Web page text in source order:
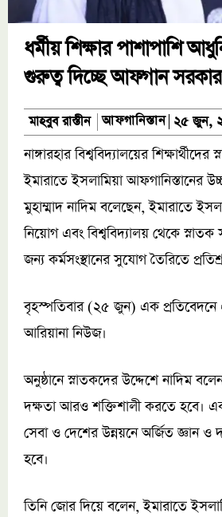
ধর্মীয় শিক্ষার পাশাপাশি
গুরুত্ব দিচ্ছে আফগান সরকার
মাহবুব রাস্তীন আফগানিস্তান ২৫ জুন,
নাঙ্গারহার বিশ্ববিদ্যালয়ের
ইমারাতে ইসলামিয়া আফগানিস্তানের
মুহাম্মাদ নাদিম বলেছেন, ইমারাতে
নিয়োগ এবং বিশ্ববিদ্যালয় থেকে স্নাতক
জন্য কর্মসংস্থানের সুযোগ তৈরিতে
বৃহস্পতিবার (২৫ জুন) এক প্রতিবেদনে
আরিয়ানা নিউজ।
অনুষ্ঠানে স্নাতকদের উদ্দেশে নাদিম
দক্ষতা আরও শক্তিশালী করতে হবে।
সেবা ও দেশের উন্নয়নে অর্জিত জ্ঞান ও
হবে।
তিনি জোর দিয়ে বলেন, ইমারাতে